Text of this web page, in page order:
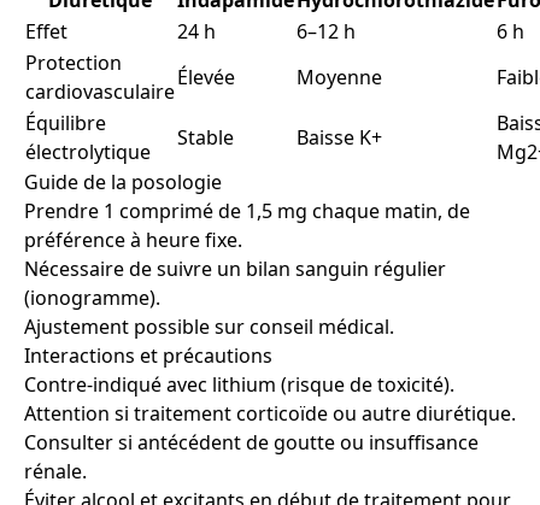
Effet
24 h 6–12 h
6 h
Protection
cardiovasculaire
Élevée Moyenne
Équilibre
électrolytique
Stable Baisse K+
Guide de la posologie
Prendre 1 comprimé de 1,5 mg chaque matin, de
préférence à heure fixe.
Nécessaire de suivre un bilan sanguin régulier
(ionogramme).
Ajustement possible sur conseil médical.
Interactions et précautions
Contre-indiqué avec lithium (risque de toxicité).
Attention si traitement corticoïde ou autre diurétique.
Consulter si antécédent de goutte ou insuffisance
rénale.